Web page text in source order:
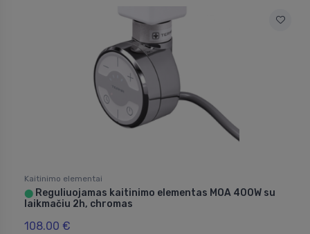
Kaitinimo elementai
⬤ Reguliuojamas kaitinimo elementas MOA 400W su
laikmačiu 2h, chromas
108.00 €